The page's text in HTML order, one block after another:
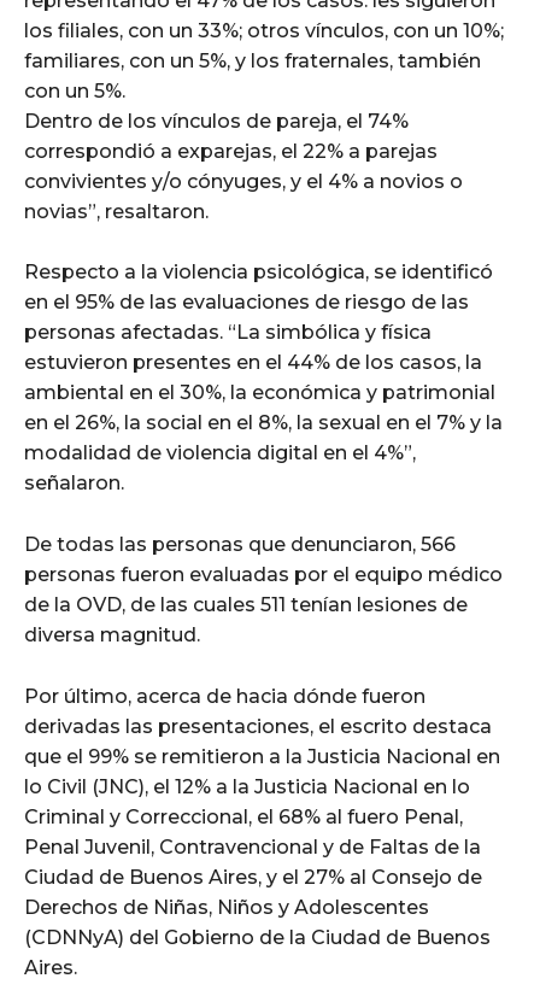
los filiales, con un 33%; otros vínculos, con un 10%;
familiares, con un 5%, y los fraternales, también
con un 5%.
Dentro de los vínculos de pareja, el 74%
correspondió a exparejas, el 22% a parejas
convivientes y/o cónyuges, y el 4% a novios o
novias”, resaltaron.
Respecto a la violencia psicológica, se identificó
en el 95% de las evaluaciones de riesgo de las
personas afectadas. “La simbólica y física
estuvieron presentes en el 44% de los casos, la
ambiental en el 30%, la económica y patrimonial
en el 26%, la social en el 8%, la sexual en el 7% y la
modalidad de violencia digital en el 4%”,
señalaron.
De todas las personas que denunciaron, 566
personas fueron evaluadas por el equipo médico
de la OVD, de las cuales 511 tenían lesiones de
diversa magnitud.
Por último, acerca de hacia dónde fueron
derivadas las presentaciones, el escrito destaca
que el 99% se remitieron a la Justicia Nacional en
lo Civil (JNC), el 12% a la Justicia Nacional en lo
Criminal y Correccional, el 68% al fuero Penal,
Penal Juvenil, Contravencional y de Faltas de la
Ciudad de Buenos Aires, y el 27% al Consejo de
Derechos de Niñas, Niños y Adolescentes
(CDNNyA) del Gobierno de la Ciudad de Buenos
Aires.